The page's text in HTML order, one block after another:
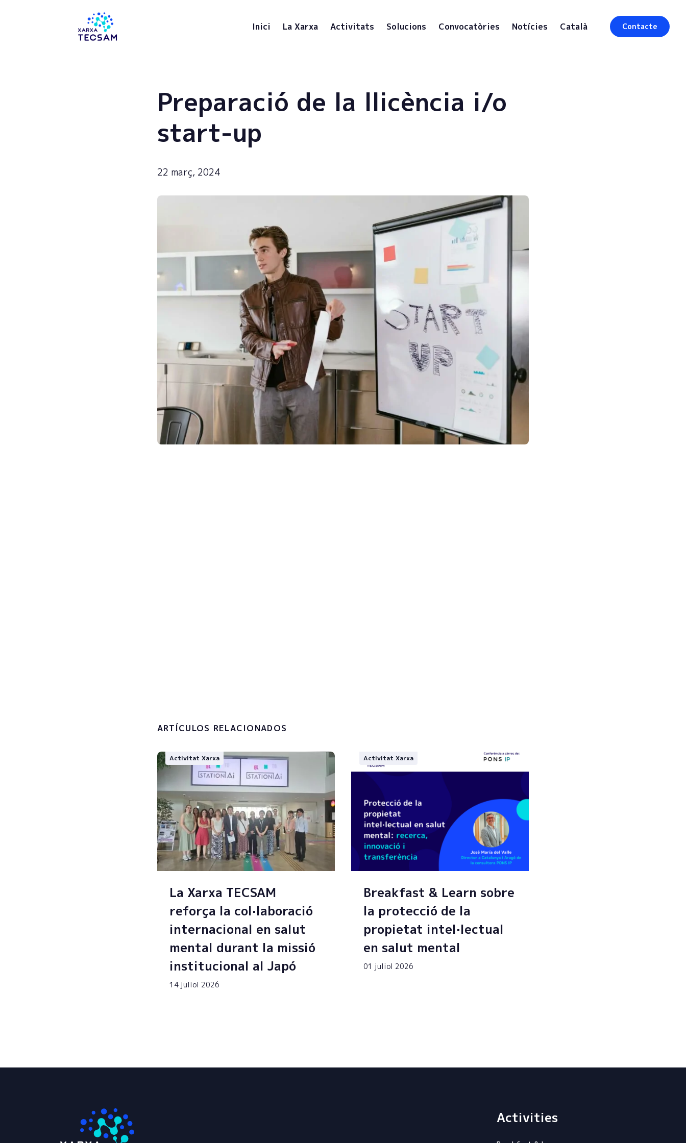
Inici La Xarxa Activitats Solucions Convocatòries Notícies Català Contacte
Preparació de la llicència i/o
start-up
22 març, 2024
ARTÍCULOS RELACIONADOS
Activitat Xarxa
La Xarxa TECSAM
reforça la col·laboració
internacional en salut
mental durant la missió
institucional al Japó
14 juliol 2026
Activitat Xarxa
Breakfast & Learn sobre
la protecció de la
propietat intel·lectual
en salut mental
01 juliol 2026
Activities